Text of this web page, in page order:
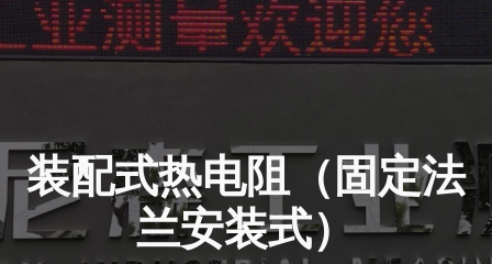
装配式热电阻（固定法
兰安装式）